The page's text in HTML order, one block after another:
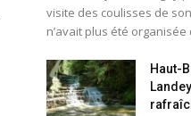
visite des coulisses de
n’avait plus été organisée
Haut-